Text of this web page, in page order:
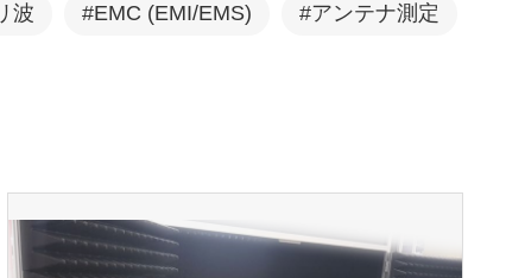
アンテナ
波 #EMC (EMI/EMS) #アンテナ測定